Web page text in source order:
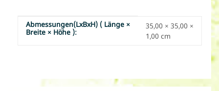
Produkteigenschaft
Wert
Abmessungen(LxBxH) ( Länge ×
Breite × Höhe ):
35,00 × 35,00 ×
1,00 cm